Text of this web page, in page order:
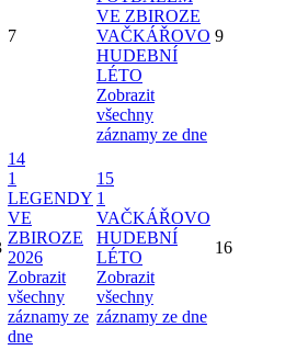
7
VE ZBIROZE
VAČKÁŘOVO
HUDEBNÍ
LÉTO
Zobrazit
všechny
záznamy ze dne
9
14
1
LEGENDY
VE
ZBIROZE
2026
Zobrazit
všechny
záznamy ze
dne
15
1
VAČKÁŘOVO
HUDEBNÍ
LÉTO
Zobrazit
všechny
záznamy ze dne
16